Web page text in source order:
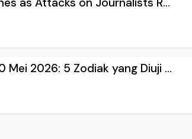
Mei 2026: 5 Zodiak yang Diuji ...